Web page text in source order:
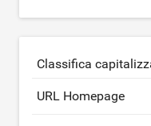
Classifica
URL Homepage